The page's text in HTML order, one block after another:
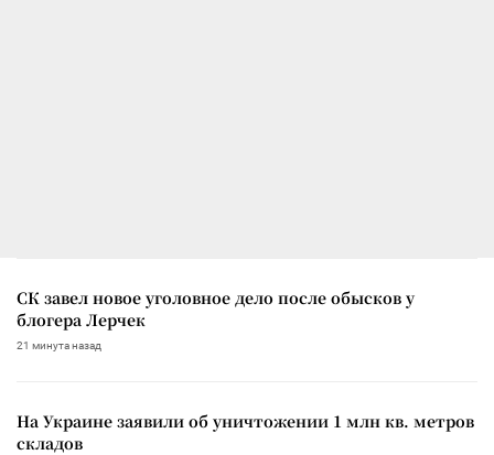
СК завел новое уголовное дело после обысков у
блогера Лерчек
21 минута назад
На Украине заявили об уничтожении 1 млн кв. метров
складов